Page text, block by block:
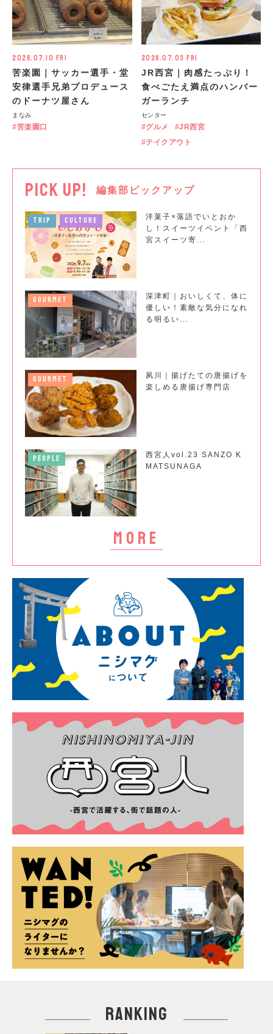
2026.07.10 Fri
苦楽園｜サッカー選手・堂
安律選手兄弟プロデュース
のドーナツ屋さん
まなみ
苦楽園口
2026.07.03 Fri
JR西宮｜肉感たっぷり！
食べごたえ満点のハンバー
ガーランチ
センター
グルメ
JR西宮
テイクアウト
PICK UP! 編集部ピックアップ
more
TRIP CULTURE
洋菓子×落語でいとおか
し！スイーツイベント「西
宮スイーツ寄...
GOURMET
深津町｜おいしくて、体に
優しい！素敵な気分になれ
る明るい...
GOURMET
夙川｜揚げたての唐揚げを
楽しめる唐揚げ専門店
PEOPLE
西宮人vol.23 SANZO K
MATSUNAGA
ranking